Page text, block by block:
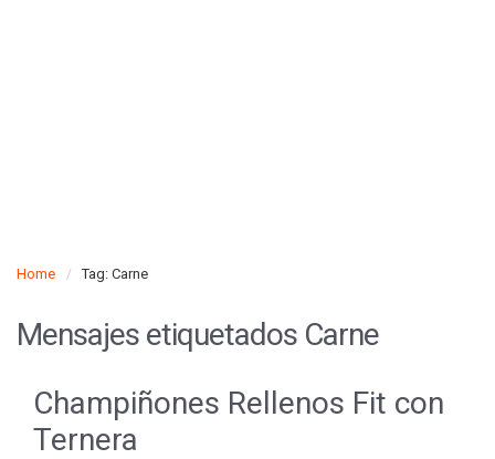
Home Tag: Carne
Mensajes etiquetados Carne
Champiñones Rellenos Fit con
Ternera